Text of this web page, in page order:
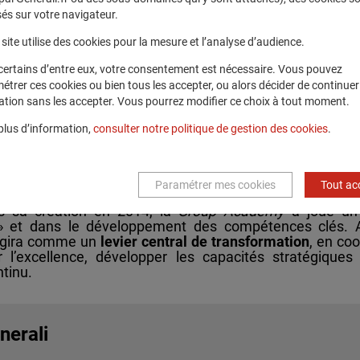
2027 - et uninvestissement totalde 74 millions
a accéléré le développement des compétences,
célèbre cette année le 100e anniversaire du début
lié à l’histoire et à l’identité du Groupe. Depuis
afin de permettre à l’organisation
des compétences.
évolution majeure dans la manière
sa création en 2014, laGroup Academy a joué
et dans le développement des compétences clés.
comme un levier central de transformation, en
l’excellence, développer les capacités
sur votre navigateur.
utilise des cookies pour la mesure et l’analyse d’audience.
d’entre eux, votre consentement est nécessaire. Vous pouvez
ces cookies ou bien tous les accepter, ou alors décider de
sans les accepter. Vous pourrez modifier ce choix à tout moment.
d’information, consulter notre politique de gestion des cookies.
Tout
Paramétrer mes cookies